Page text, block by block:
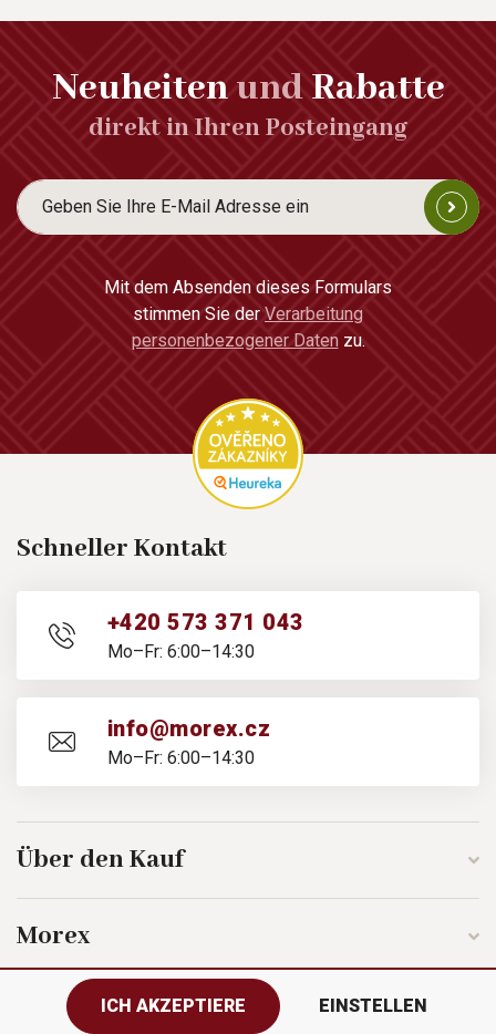
NeuheitenundRabatte
direkt in Ihren Posteingang
Mit dem Absenden dieses Formulars
stimmen Sie der Verarbeitung
personenbezogener Daten zu.
Schneller Kontakt
+420 573 371 043
Mo–Fr: 6:00–14:30
info@morex.cz
Mo–Fr: 6:00–14:30
Über den Kauf
Morex
Folgen Sie uns
ICH AKZEPTIERE EINSTELLEN